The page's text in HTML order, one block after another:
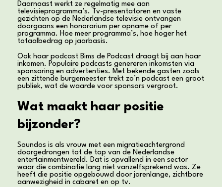
Daarnaast werkt ze regelmatig mee aan
televisieprogramma’s. Tv-presentatoren en vaste
gezichten op de Nederlandse televisie ontvangen
doorgaans een honorarium per opname of per
programma. Hoe meer programma’s, hoe hoger het
totaalbedrag op jaarbasis.
Ook haar podcast Bims de Podcast draagt bij aan haar
inkomen. Populaire podcasts genereren inkomsten via
sponsoring en advertenties. Met bekende gasten zoals
een zittende burgemeester trekt zo’n podcast een groot
publiek, wat de waarde voor sponsors vergroot.
Wat maakt haar positie
bijzonder?
Soundos is als vrouw met een migratieachtergrond
doorgedrongen tot de top van de Nederlandse
entertainmentwereld. Dat is opvallend in een sector
waar die combinatie lang niet vanzelfsprekend was. Ze
heeft die positie opgebouwd door jarenlange, zichtbare
aanwezigheid in cabaret en op tv.